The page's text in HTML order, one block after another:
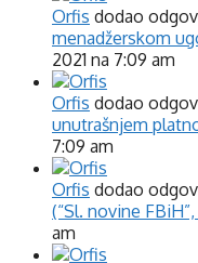
Orfis dodao
menadžerskom
2021 na 7:09 am
Orfis dodao
unutrašnjem
7:09 am
Orfis dodao
(“Sl. novine
am